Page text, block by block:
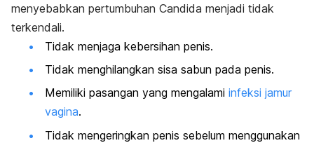
menyebabkan pertumbuhan Candida menjadi tidak
terkendali.
Tidak menjaga kebersihan penis.
Tidak menghilangkan sisa sabun pada penis.
Memiliki pasangan yang mengalami infeksi jamur
vagina.
Tidak mengeringkan penis sebelum menggunakan